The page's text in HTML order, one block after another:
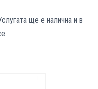
ще е налична и в